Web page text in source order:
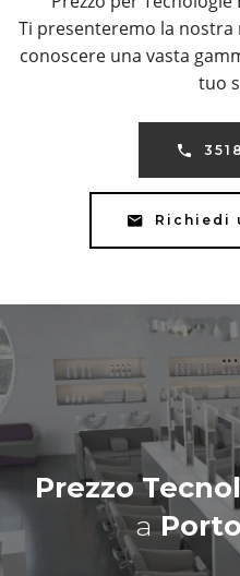
Ti presenteremo la
conoscere una vasta
tuo
Richiedi
Prezzo
a